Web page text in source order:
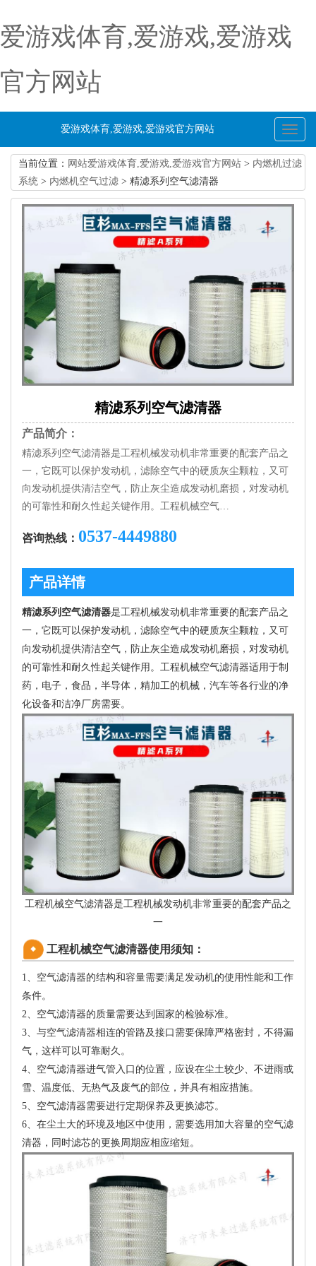
爱游戏体育,爱游戏,爱游戏
官方网站
Toggle
爱游戏体育,爱游戏,爱游戏官方网站
当前位置： 网站爱游戏体育,爱游戏,爱游戏官方网站 > 内燃机过滤
系统 > 内燃机空气过滤 > 精滤系列空气滤清器
精滤系列空气滤清器
产品简介：
精滤系列空气滤清器是工程机械发动机非常重要的配套产品之
一，它既可以保护发动机，滤除空气中的硬质灰尘颗粒，又可
向发动机提供清洁空气，防止灰尘造成发动机磨损，对发动机
的可靠性和耐久性起关键作用。工程机械空气…
咨询热线： 0537-4449880
产品详情
精滤系列空气滤清器是工程机械发动机非常重要的配套产品之
一，它既可以保护发动机，滤除空气中的硬质灰尘颗粒，又可
向发动机提供清洁空气，防止灰尘造成发动机磨损，对发动机
的可靠性和耐久性起关键作用。工程机械空气滤清器适用于制
药，电子，食品，半导体，精加工的机械，汽车等各行业的净
化设备和洁净厂房需要。
工程机械空气滤清器是工程机械发动机非常重要的配套产品之
一
工程机械空气滤清器使用须知：
1、空气滤清器的结构和容量需要满足发动机的使用性能和工作
条件。
2、空气滤清器的质量需要达到国家的检验标准。
3、与空气滤清器相连的管路及接口需要保障严格密封，不得漏
气，这样可以可靠耐久。
4、空气滤清器进气管入口的位置，应设在尘土较少、不进雨或
雪、温度低、无热气及废气的部位，并具有相应措施。
5、空气滤清器需要进行定期保养及更换滤芯。
6、在尘土大的环境及地区中使用，需要选用加大容量的空气滤
清器，同时滤芯的更换周期应相应缩短。